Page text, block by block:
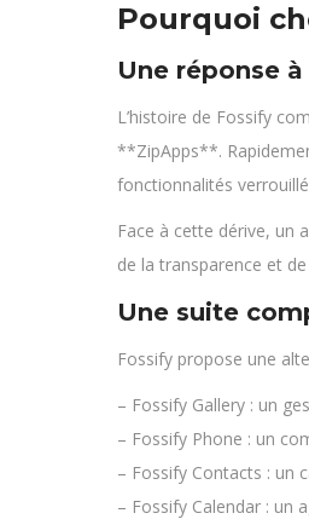
Pourquoi
Une réponse
L’histoire de Fossify
**ZipApps**.
fonctionnalités
Face à cette dérive, un
de la transparence et
Une suite
Fossify propose une
– Fossify Gallery : un
– Fossify Phone : un
– Fossify Contacts : un
– Fossify Calendar : un